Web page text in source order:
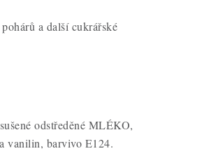
a další cukrářské
odstředěné MLÉKO,
vanilin, barvivo E124.